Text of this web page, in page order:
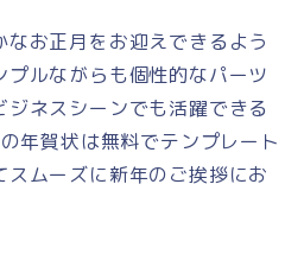
お正月をお迎えできるよう
ルながらも個性的なパーツ
ネスシーンでも活躍できる
年賀状は無料でテンプレート
ムーズに新年のご挨拶にお